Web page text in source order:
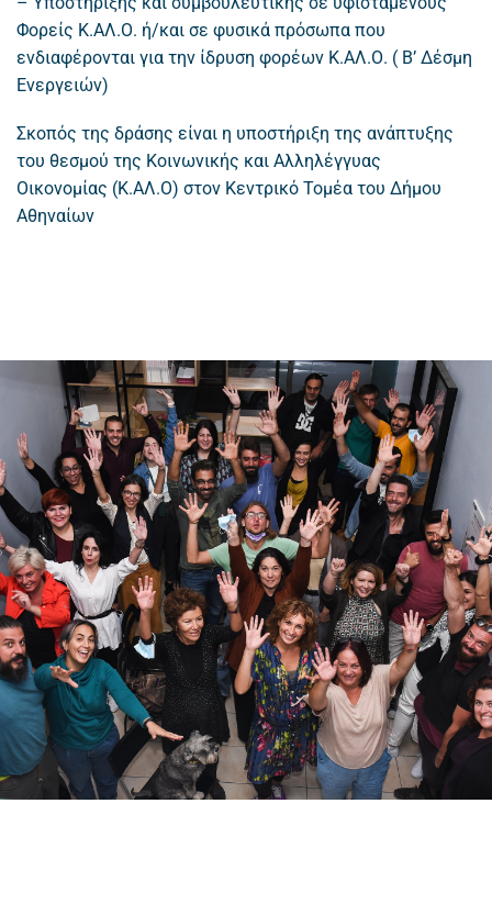
Φορείς Κ.ΑΛ.Ο. ή/και σε φυσικά πρόσωπα που
ενδιαφέρονται για την ίδρυση φορέων Κ.ΑΛ.Ο. ( Β’ Δέσμη
Ενεργειών)
Σκοπός της δράσης είναι η υποστήριξη της ανάπτυξης
του θεσμού της Κοινωνικής και Αλληλέγγυας
Οικονομίας (Κ.ΑΛ.Ο) στον Κεντρικό Τομέα του Δήμου
Αθηναίων